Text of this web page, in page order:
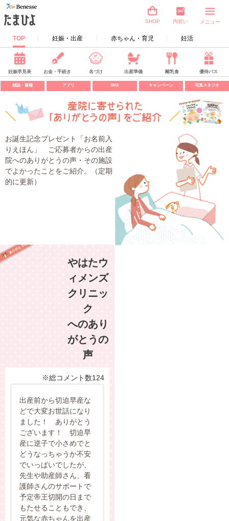
TOP 妊娠・出産 赤ちゃん・育児 妊活
SHOP 内祝い メニュー
妊娠早見表 お金・手続き 名づけ 出産準備 離乳食 優待パス
雑誌・書籍 アプリ SNS キャンペーン 写真スタジオ
お誕生記念プレゼント「お名前入
りえほん」 ご応募者からの出産
院へのありがとうの声・その施設
でよかったことをご紹介。（定期
的に更新）
やはたウ
ィメンズ
クリニッ
ク
へのあり
がとうの
声
※総コメント数124
出産前から切迫早産な
どで大変お世話になり
ました！ ありがとう
ございます！ 切迫早
産に逆子で小さめでと
どうなっちゃうか不安
でいっぱいでしたが、
先生や助産師さん、看
護師さんのサポートで
予定帝王切開の日まで
もたせることもでき、
元気な赤ちゃんを出産